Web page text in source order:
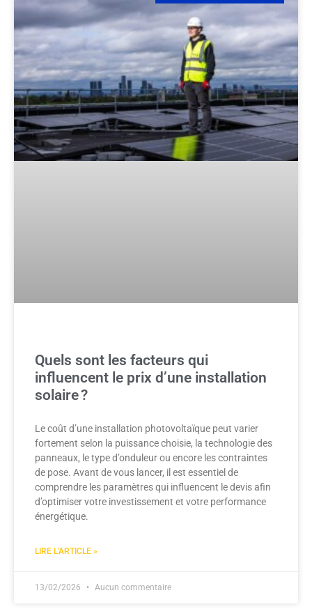
Quels sont les facteurs qui
influencent le prix d’une installation
solaire ?
Le coût d’une installation photovoltaïque peut varier
fortement selon la puissance choisie, la technologie des
panneaux, le type d’onduleur ou encore les contraintes
de pose. Avant de vous lancer, il est essentiel de
comprendre les paramètres qui influencent le devis afin
d’optimiser votre investissement et votre performance
énergétique.
LIRE L'ARTICLE »
13/02/2026 Aucun commentaire